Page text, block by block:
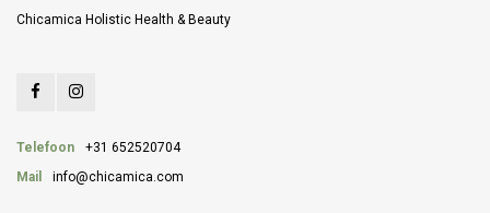
Chicamica Holistic Health & Beauty
Telefoon
+31 652520704
Mail
info@chicamica.com